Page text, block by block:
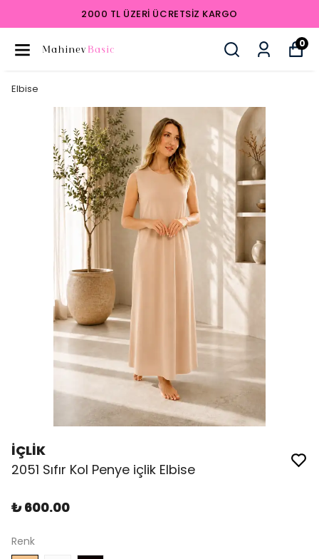
2000 TL ÜZERI ÜCRETSIZ KARGO
0
Elbise
İÇLİK
2051 Sıfır Kol Penye içlik Elbise
₺ 600.00
Renk